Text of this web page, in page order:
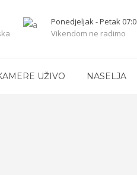
Ponedjeljak - Petak
Vikendom ne radimo
UŽIVO NASELJA